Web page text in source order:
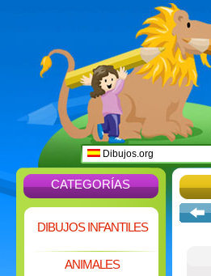
Dibujos.org
CATEGORÍAS
DIBUJOS INFANTILES
ANIMALES